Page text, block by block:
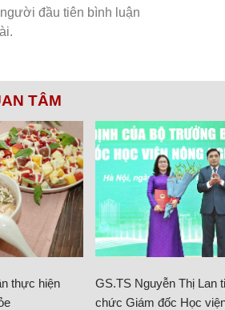
TÂM
thực hiện
GS.TS Nguyễn Thị Lan
chức Giám đốc Học